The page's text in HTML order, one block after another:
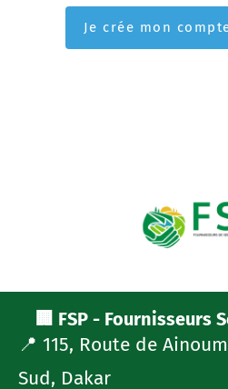
🏢 FSP - Fournisseurs
📍 115, Route de
Sud, Dakar